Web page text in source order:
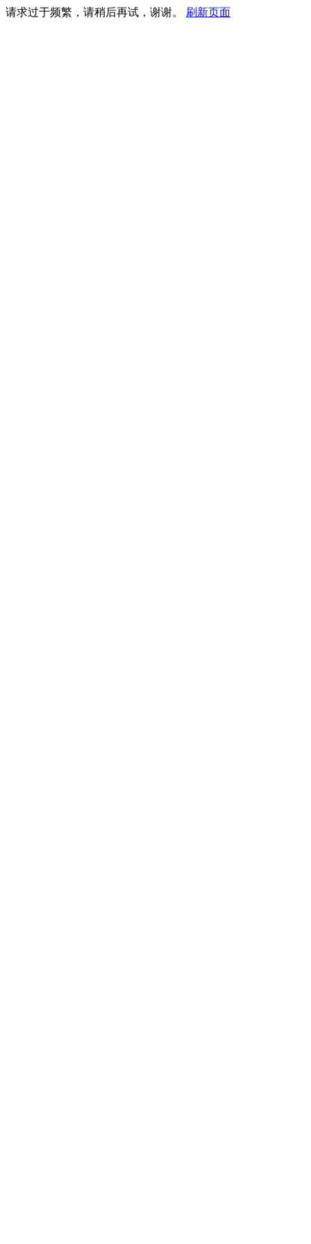
请求过于频繁，请稍后再试，谢谢。 刷新页面